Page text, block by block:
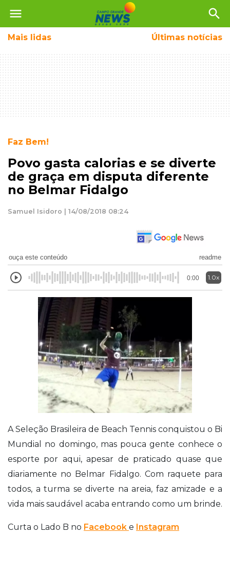
menu search
Mais lidas Últimas notícias
Faz Bem!
Povo gasta calorias e se diverte
de graça em disputa diferente
no Belmar Fidalgo
Samuel Isidoro | 14/08/2018 08:24
ouça este conteúdo readme
0:00 1.0x
A Seleção Brasileira de Beach Tennis conquistou o Bi
Mundial no domingo, mas pouca gente conhece o
esporte por aqui, apesar de praticado quase que
diariamente no Belmar Fidalgo. Com raquete para
todos, a turma se diverte na areia, faz amizade e a
vida mais saudável acaba entrando como um brinde.
Curta o Lado B no Facebook e Instagram